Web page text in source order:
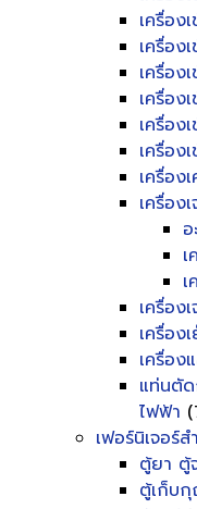
เครื่อง
เครื่อง
เครื่อง
เครื่อง
เครื่อง
เครื่อง
เครื่อง
เครื่อง
อ
เครื่อง
เครื่อง
เครื่อง
แท่นตั
ไฟฟ้า
เฟอร์นิเจอร์
ตู้ยา ตู้
ตู้เก็บ